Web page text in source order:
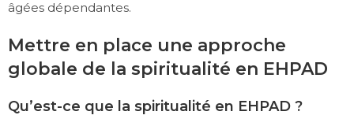
âgées dépendantes.
Mettre en place une approche
globale de la spiritualité en EHPAD
Qu’est-ce que la spiritualité en EHPAD ?